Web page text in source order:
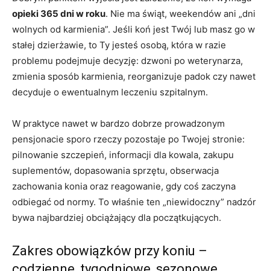
opieki 365 dni w roku. Nie ma świąt, weekendów ani „dni
wolnych od karmienia”. Jeśli koń jest Twój lub masz go w
stałej dzierżawie, to Ty jesteś osobą, która w razie
problemu podejmuje decyzję: dzwoni po weterynarza,
zmienia sposób karmienia, reorganizuje padok czy nawet
decyduje o ewentualnym leczeniu szpitalnym.
W praktyce nawet w bardzo dobrze prowadzonym
pensjonacie sporo rzeczy pozostaje po Twojej stronie:
pilnowanie szczepień, informacji dla kowala, zakupu
suplementów, dopasowania sprzętu, obserwacja
zachowania konia oraz reagowanie, gdy coś zaczyna
odbiegać od normy. To właśnie ten „niewidoczny” nadzór
bywa najbardziej obciążający dla początkujących.
Zakres obowiązków przy koniu –